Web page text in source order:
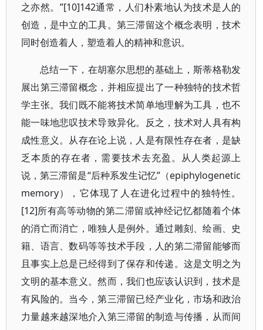
之亦然。”[10]142通常，人们朴素地认为技术是人的
创造，是中立的工具。第三滞留这个概念表明，技术
同时创造着人，塑造着人的精神和意识。
总结一下，在胡塞尔思想的基础上，斯蒂格勒发
展出第三滞留概念，并相应提出了一种独特的技术哲
学主张。我们既不能将技术简单地理解为工具，也不
能一味地悲叹技术导致异化。反之，技术对人具有构
成性意义。从存在论上说，人是有限性存在者，是缺
乏本质的存在者，需要技术去充盈。从人类起源上
说，第三滞留是“后种系发生记忆”（epiphylogenetic
memory），它体现了人在进化过程中的独特性。
[12]所有高等动物的第二滞留或神经记忆都随着个体
的消亡而消亡，唯独人是例外。通过雕刻、绘画、史
籍、语言、数码等等技术手段，人的第二滞留能够而
且事实上总是已经得到了保存和传递。这是文明之为
文明的基本意义。然而，我们也应该认识到，技术是
有风险的。当今，第三滞留已经产业化，市场和政治
力量越来越深地介入第三滞留的制造与传播，从而间